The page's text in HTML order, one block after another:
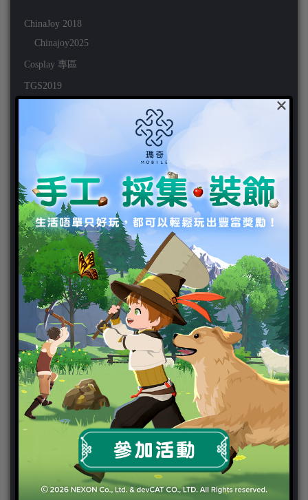
ChinaJoy 2018
Chinajoy2025
Cosplay 專區
TGS2019
天堂2:革命 專區
好康活動
官方虛寶
家用遊戲
3DS
PC
PS VITA
PS3
PS4
PSP
Wii
Wiiu
XBOX ONE
Android
×